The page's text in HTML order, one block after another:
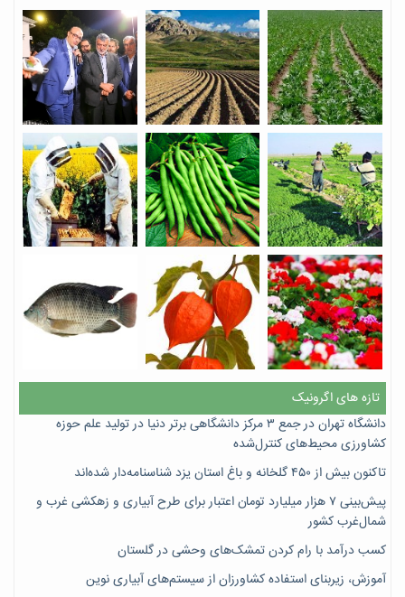
تازه های اگرونیک
دانشگاه تهران در جمع ۳ مرکز دانشگاهی برتر دنیا در تولید علم حوزه
کشاورزی محیط‌های کنترل‌شده
تاکنون بیش از ۴۵۰ گلخانه و باغ استان یزد شناسنامه‌دار شده‌اند
پیش‌بینی ۷‌ هزار میلیارد تومان اعتبار برای طرح آبیاری و زهکشی غرب و
شمال‌غرب کشور
کسب درآمد با رام کردن تمشک‌های وحشی در گلستان
آموزش، زیربنای استفاده کشاورزان از سیستم‌های آبیاری نوین